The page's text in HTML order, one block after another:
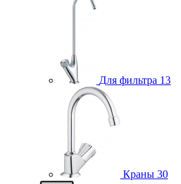
Для фильтра 13
Краны 30